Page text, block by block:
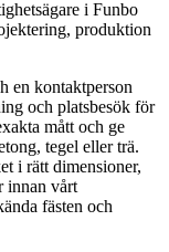
i Funbo
produktion
en kontaktperson
och platsbesök för
mått och ge
tegel eller trä.
i rätt dimensioner,
innan vårt
fästen och